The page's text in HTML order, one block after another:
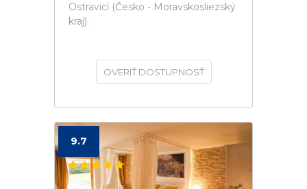
Ostravicí (Česko - Moravskosliezský
kraj).
OVERIŤ DOSTUPNOSŤ
9.7